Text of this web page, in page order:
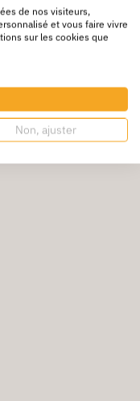
de nos visiteurs,
et vous faire vivre
sur les cookies que
Non, ajuster